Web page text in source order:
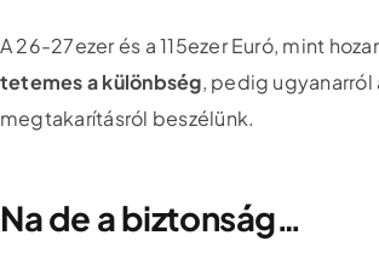
A 26-27ezer és a 115ezer Euró, mint
tetemes a különbség, pedig ugyanarról
megtakarításról beszélünk.
Na de a biztonság…